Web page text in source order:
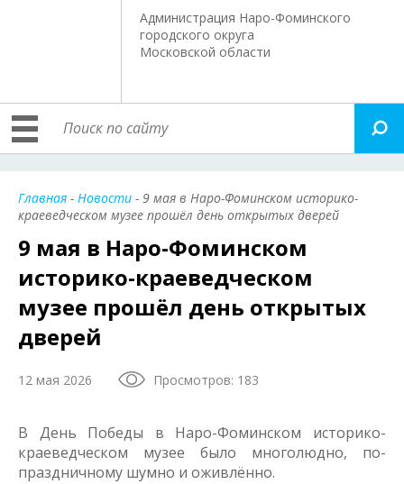
Администрация Наро-Фоминского
городского округа
Московской области
Главная - Новости - 9 мая в Наро-Фоминском историко-
краеведческом музее прошёл день открытых дверей
9 мая в Наро-Фоминском
историко-краеведческом
музее прошёл день открытых
дверей
12 мая 2026 Просмотров: 183
В День Победы в Наро-Фоминском историко-
краеведческом музее было многолюдно, по-
праздничному шумно и оживлённо.